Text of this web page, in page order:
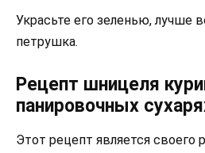
Украсьте его зеленью, лучше
петрушка.
Рецепт шницеля
панировочных
Этот рецепт является своего